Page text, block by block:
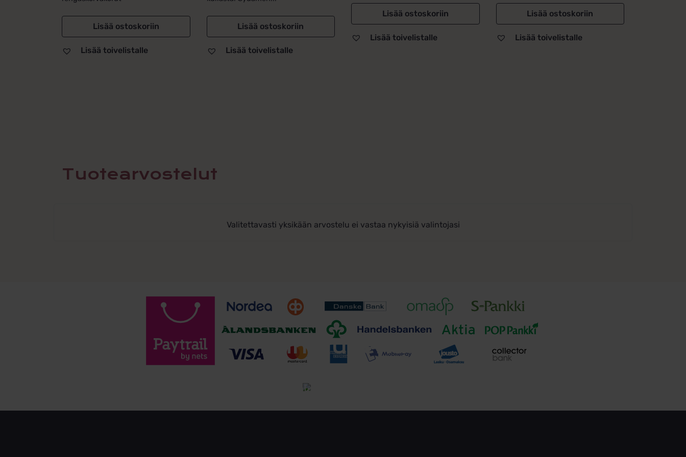
Lisää ostoskoriin
Lisää toivelistalle
Lisää ostoskoriin
Lisää toivelistalle
Lisää ostoskoriin
Lisää toivelistalle
Lisää ostoskoriin
Lisää toivelistalle
Tuotearvostelut
Valitettavasti yksikään arvostelu ei vastaa nykyisiä valintojasi
Toimitusehdot
Tutustu toimitusehtoihin